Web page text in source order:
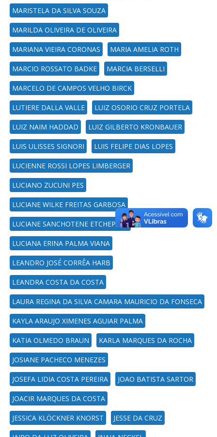
MARISTELA DA SILVA SOUZA
MARILDA OLIVEIRA DE OLIVEIRA
MARIANA VIEIRA CORONAS MARIA AMELIA ROTH
MARCIO ROSSATO BADKE MARCIA BERSELLI
MARCELO DE CAMPOS VELHO BIRCK
LUTIERE DALLA VALLE LUIZ OSORIO CRUZ PORTELA
LUIZ NAIM HADDAD LUIZ GILBERTO KRONBAUER
LUIS ULISSES SIGNORI LUIS FELIPE DIAS LOPES
LUCIENNE ROSSI LOPES LIMBERGER
LUCIANO ZUCUNI PES
LUCIANE WILKE FREITAS GARBOSA
LUCIANE SANCHOTENE ETCHEPARE
LUCIANA ERINA PALMA VIANA
LEANDRO JOSÉ CORRÊA HARB
LEANDRA COSTA DA COSTA
LAURA REGINA DA SILVA CAMARA MAURICIO DA FONSECA
KAYLA ARAUJO XIMENES AGUIAR PALMA
KATIA OLMEDO BRAUN KARLA MARQUES DA ROCHA
JOSIANE PACHECO MENEZES
JOSEFA LIDIA COSTA PEREIRA JOAO BATISTA SARTOR
JOACIR MARQUES DA COSTA
JESSICA KLÖCKNER KNORST JESSE DA CRUZ